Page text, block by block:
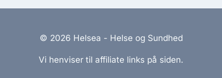
© 2026 Helsea - Helse og Sundhed
Vi henviser til affiliate links på siden.